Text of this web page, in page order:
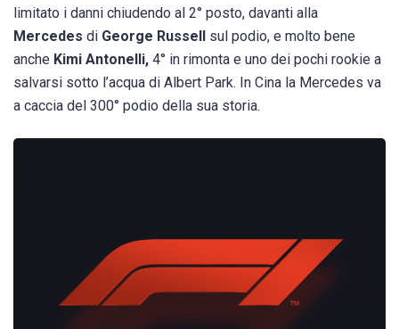
limitato i danni chiudendo al 2° posto, davanti alla
Mercedes di George Russell sul podio, e molto bene
anche Kimi Antonelli, 4° in rimonta e uno dei pochi rookie a
salvarsi sotto l’acqua di Albert Park. In Cina la Mercedes va
a caccia del 300° podio della sua storia.